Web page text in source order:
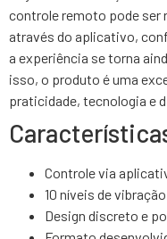
controle remoto pode ser
através do aplicativo,
a experiência se torna
isso, o produto é uma
praticidade, tecnologia e
Controle via
10 níveis de
Design discreto e